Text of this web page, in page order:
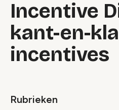
Incentive
kant-en-
incentives
Rubrieken